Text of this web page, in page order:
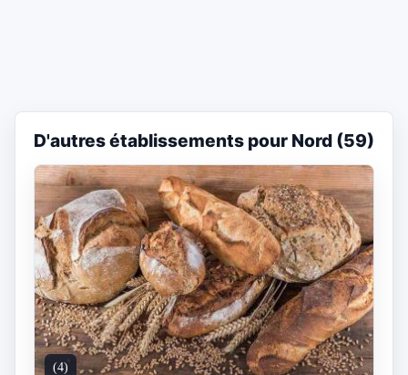
D'autres établissements pour Nord (59)
(4)